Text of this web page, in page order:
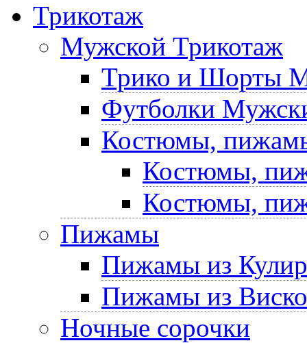
Трикотаж
Мужской Трикотаж
Трико и Шорты
Футболки
Костюмы,
Костюмы,
Костюмы,
Пижамы
Пижамы из
Пижамы из
Ночные сорочки